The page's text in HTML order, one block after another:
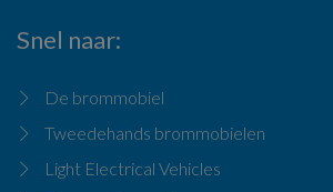
Snel naar
De brommobiel
Tweedehands brommobielen
Light Electrical Vehicles